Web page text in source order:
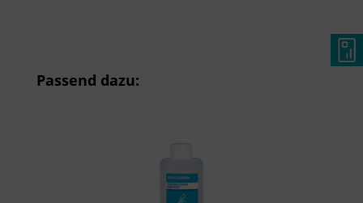
Produktgalerie überspringen
Passend dazu: